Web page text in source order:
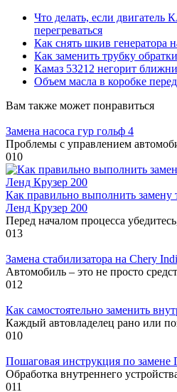
Что делать, если двигатель
перегреваться
Как снять шкив генератора
Как заменить трубку
Камаз 53212 негорит
Объем масла в коробке
Вам также может понравиться
Замена насоса гур гольф 4
Проблемы с управлением
010
Как правильно выполнить замену
Ленд Крузер 200
Перед началом процесса
013
Замена стабилизатора на Chery
Автомобиль – это не просто
012
Как самостоятельно заменить
Каждый автовладелец рано или
010
Пошаговая инструкция по замене
Обработка внутреннего
011